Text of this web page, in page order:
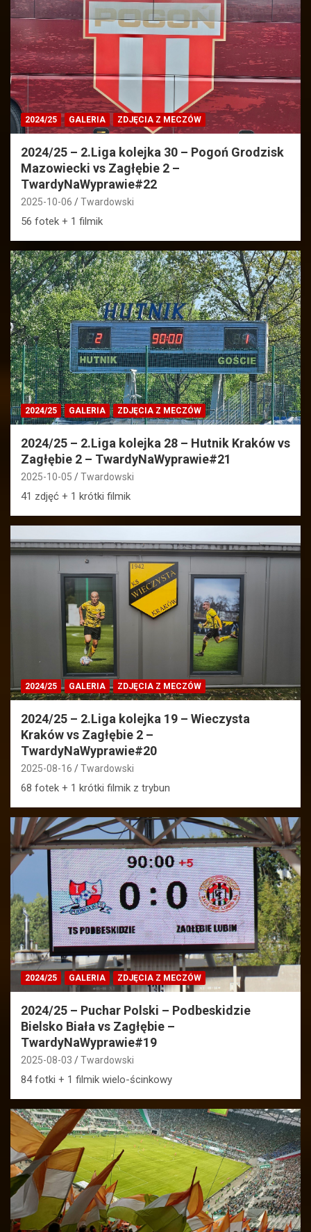
2024/25 GALERIA ZDJĘCIA Z MECZÓW
2024/25 – 2.Liga kolejka 30 – Pogoń Grodzisk
Mazowiecki vs Zagłębie 2 –
TwardyNaWyprawie#22
2025-10-06 Twardowski
56 fotek + 1 filmik
2024/25 GALERIA ZDJĘCIA Z MECZÓW
2024/25 – 2.Liga kolejka 28 – Hutnik Kraków vs
Zagłębie 2 – TwardyNaWyprawie#21
2025-10-05 Twardowski
41 zdjęć + 1 krótki filmik
2024/25 GALERIA ZDJĘCIA Z MECZÓW
2024/25 – 2.Liga kolejka 19 – Wieczysta
Kraków vs Zagłębie 2 –
TwardyNaWyprawie#20
2025-08-16 Twardowski
68 fotek + 1 krótki filmik z trybun
2024/25 GALERIA ZDJĘCIA Z MECZÓW
2024/25 – Puchar Polski – Podbeskidzie
Bielsko Biała vs Zagłębie –
TwardyNaWyprawie#19
2025-08-03 Twardowski
84 fotki + 1 filmik wielo-ścinkowy